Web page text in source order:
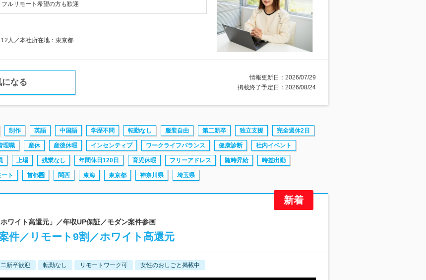
ルリモート希望の方も歓迎
人／本社所在地：東京都
になる
情報更新日：2026/07/29
掲載終了予定日：2026/08/24
制作 英語 中国語 学歴不問 転勤なし 服装自由 第二新卒 独立支援 完全週休2日
理職 産休 産後休暇 インセンティブ ワークライフバランス 健康診断 社内イベント
上場 残業なし 年間休日120日 育児休暇 フリーアドレス 随時昇給 時差出勤
ト 首都圏 関西 東海 東京都 神奈川県 埼玉県
ワイト高還元」／年収UP保証／モダン案件参画
件／リモート9割／ホワイト高還元
新卒歓迎 転勤なし リモートワーク可 女性のおしごと掲載中